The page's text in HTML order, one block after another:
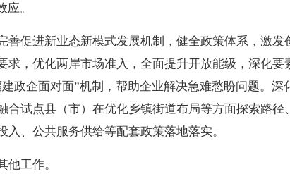
应。
善促进新业态新模式发展机制，健全政策体系，激
求，优化两岸市场准入，全面提升开放能级，深化
政企面对面”机制，帮助企业解决急难愁盼问题。
合试点县（市）在优化乡镇街道布局等方面探索路
入、公共服务供给等配套政策落地落实。
工作。